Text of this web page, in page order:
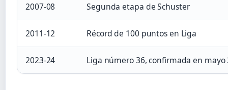
2007-08 Segunda etapa de Schuster
2011-12 Récord de 100 puntos en Liga
2023-24 Liga número 36, confirmada en mayo